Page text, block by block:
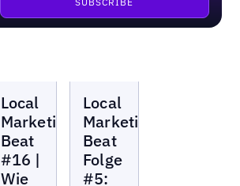
Marketing
Beat
Local
Marketing
Beat
#16 |
Wie
Marketing
Beat
Local
Marketing
Beat
Folge
#5: